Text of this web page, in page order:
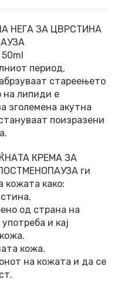
НЕГА ЗА ЦВРСТИНА
период,
стареењето
на липиди е
зголемена акутна
поизразени
КРЕМА ЗА
ги
кожата како:
од страна на
и кај
кожа.
на кожата и да се